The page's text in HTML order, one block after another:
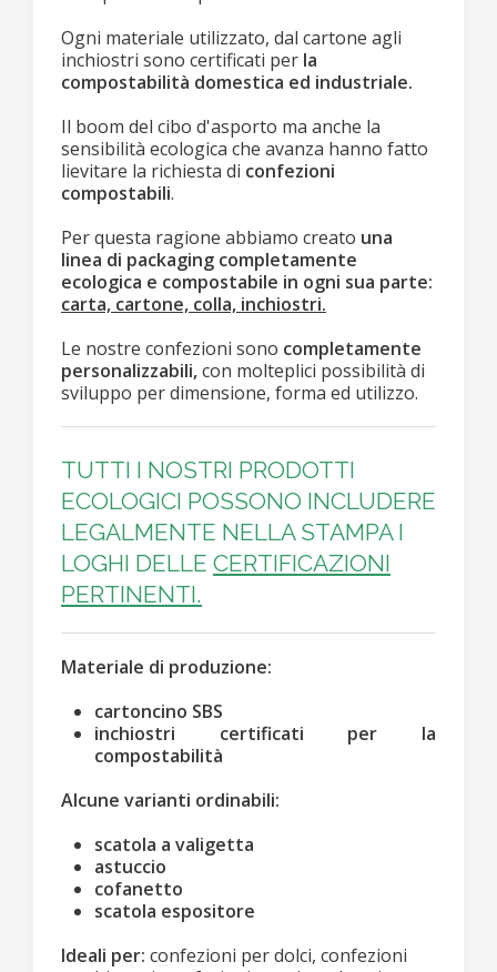
Ogni materiale utilizzato, dal cartone agli
inchiostri sono certificati per la
compostabilità domestica ed industriale.
Il boom del cibo d'asporto ma anche la
sensibilità ecologica che avanza hanno fatto
lievitare la richiesta di confezioni
compostabili.
Per questa ragione abbiamo creato una
linea di packaging completamente
ecologica e compostabile in ogni sua parte:
carta, cartone, colla, inchiostri.
Le nostre confezioni sono completamente
personalizzabili,con molteplici possibilità di
sviluppo per dimensione, forma ed utilizzo.
TUTTI I NOSTRI PRODOTTI
ECOLOGICI POSSONO INCLUDERE
LEGALMENTE NELLA STAMPA I
LOGHI DELLE CERTIFICAZIONI
PERTINENTI.
Materiale di produzione:
cartoncino SBS
inchiostri certificati per la
compostabilità
Alcune varianti ordinabili:
scatola a valigetta
astuccio
cofanetto
scatola espositore
Ideali per: confezioni per dolci, confezioni